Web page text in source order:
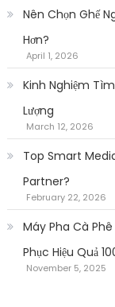
Nên Chọn Ghế
Hơn?
April 1, 2026
Kinh Nghiệm
Lượng
March 12, 2026
Top Smart
Partner?
February 22, 2026
Máy Pha Cà
Phục Hiệu Quả
November 5, 2025